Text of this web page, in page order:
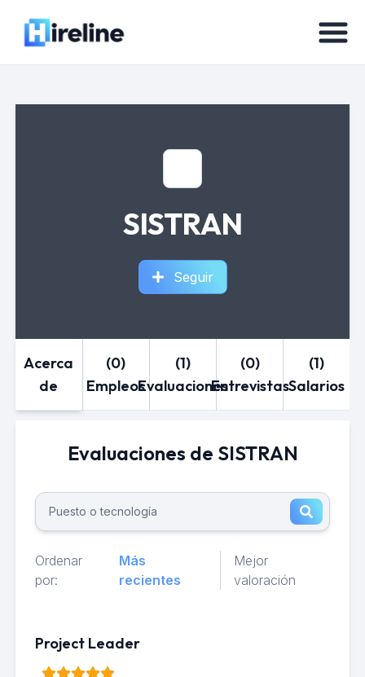
SISTRAN
Seguir
Acerca
de
(0)
Empleos
(1)
Evaluaciones
(0)
Entrevistas
(1)
Salarios
Evaluaciones de SISTRAN
Ordenar
por:
Más
recientes
Mejor
valoración
Project Leader